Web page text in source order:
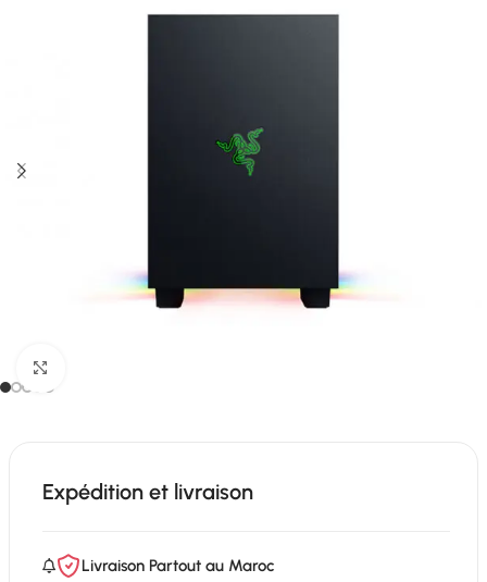
Expédition et livraison
Livraison Partout au Maroc